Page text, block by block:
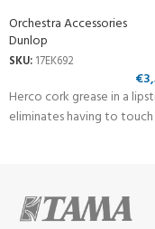
Orchestra Accessories
Dunlop
SKU: 17EK692
€
Herco cork grease in a
eliminates having to